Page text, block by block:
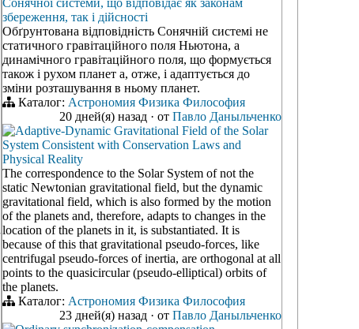
Сонячної системи, що відповідає як законам
збереження, так і дійсності
Обґрунтована відповідність Сонячній системі не
статичного гравітаційного поля Ньютона, а
динамічного гравітаційного поля, що формується
також і рухом планет а, отже, і адаптується до
зміни розташування в ньому планет.
Каталог: Астрономия Физика Философия
20 дней(я) назад · от Павло Даныльченко
Adaptive-Dynamic Gravitational Field of the Solar
System Consistent with Conservation Laws and
Physical Reality
The correspondence to the Solar System of not the
static Newtonian gravitational field, but the dynamic
gravitational field, which is also formed by the motion
of the planets and, therefore, adapts to changes in the
location of the planets in it, is substantiated. It is
because of this that gravitational pseudo-forces, like
centrifugal pseudo-forces of inertia, are orthogonal at all
points to the quasicircular (pseudo-elliptical) orbits of
the planets.
Каталог: Астрономия Физика Философия
23 дней(я) назад · от Павло Даныльченко